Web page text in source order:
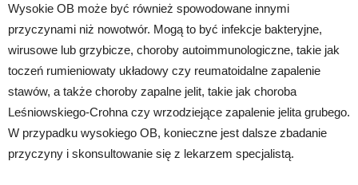
Wysokie OB może być również spowodowane innymi
przyczynami niż nowotwór. Mogą to być infekcje bakteryjne,
wirusowe lub grzybicze, choroby autoimmunologiczne, takie jak
toczeń rumieniowaty układowy czy reumatoidalne zapalenie
stawów, a także choroby zapalne jelit, takie jak choroba
Leśniowskiego-Crohna czy wrzodziejące zapalenie jelita grubego.
W przypadku wysokiego OB, konieczne jest dalsze zbadanie
przyczyny i skonsultowanie się z lekarzem specjalistą.